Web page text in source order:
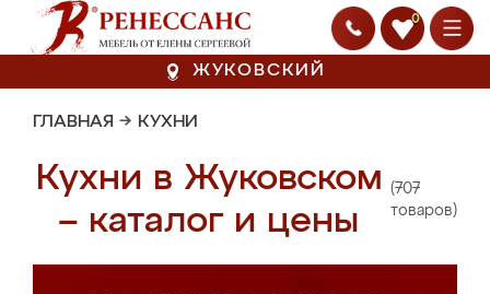
0
ЖУКОВСКИЙ
ГЛАВНАЯ → КУХНИ
Кухни в Жуковском
– каталог и цены
(707
товаров)